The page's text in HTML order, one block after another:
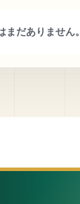
だありません。